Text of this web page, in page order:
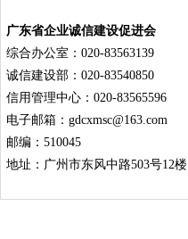
广东省企业诚信建设促进会
综合办公室：020-83563139
诚信建设部：020-83540850
信用管理中心：020-83565596
电子邮箱： gdcxmsc@163.com
邮编：510045
地址：广州市东风中路503号12楼